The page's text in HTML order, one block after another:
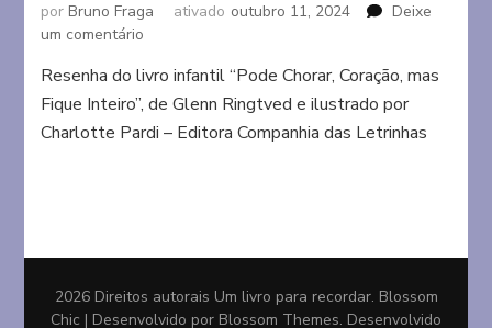
porBruno Fraga ativado outubro 11, 2024
Deixe
um comentário
chorar
coração,
mas
Resenha do livro infantil “Pode Chorar, Coração, mas
Fique Inteiro”, de Glenn Ringtved e ilustrado por
Charlotte Pardi – Editora Companhia das Letrinhas
2026 Direitos autorais Um livro para recordar. Blossom
Chic | Desenvolvido por Blossom Themes. Desenvolvido